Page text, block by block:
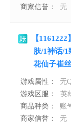
商家信誉：
无
【
肤/1神话/
花仙子崔
游戏属性：
无
游戏区服：
英
商品种类：
账
商家信誉：
无